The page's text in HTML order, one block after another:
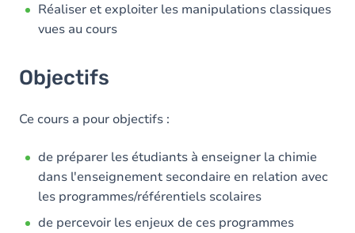
Réaliser et exploiter les manipulations classiques
vues au cours
Objectifs
Ce cours a pour objectifs :
de préparer les étudiants à enseigner la chimie
dans l'enseignement secondaire en relation avec
les programmes/référentiels scolaires
de percevoir les enjeux de ces programmes